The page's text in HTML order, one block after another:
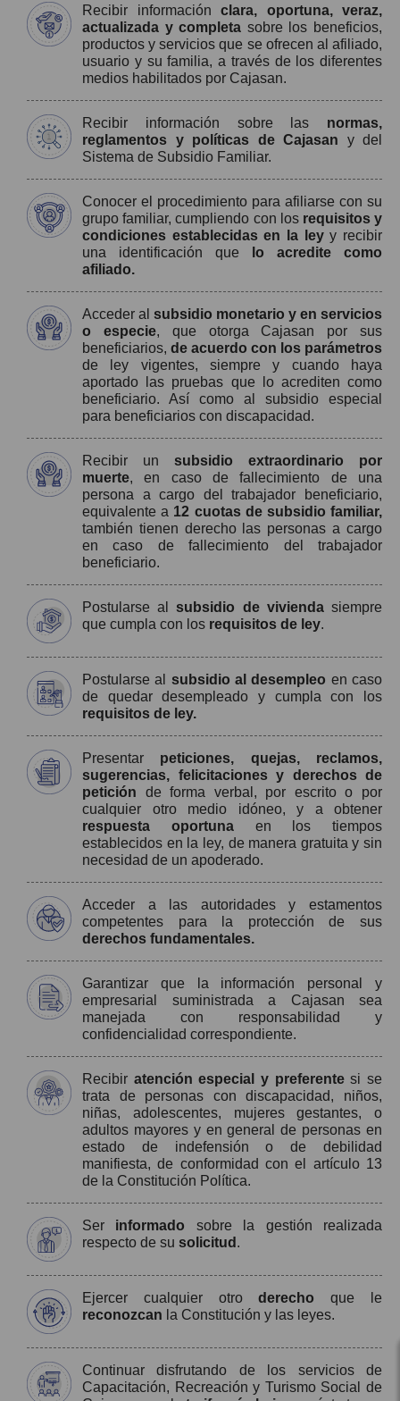
Recibir información clara, oportuna, veraz,
actualizada y completa sobre los beneficios,
productos y servicios que se ofrecen al afiliado,
usuario y su familia, a través de los diferentes
medios habilitados por Cajasan.
Recibir información sobre las normas,
reglamentos y políticas de Cajasan y del
Sistema de Subsidio Familiar.
Conocer el procedimiento para afiliarse con su
grupo familiar, cumpliendo con los requisitos y
condiciones establecidas en la leyy recibir
una identificación que
lo acredite como
afiliado.
Acceder al subsidio monetario y en servicios
o especie, que otorga Cajasan por sus
beneficiarios, de acuerdo con los parámetros
de ley vigentes, siempre y cuando haya
aportado las pruebas que lo acrediten como
beneficiario. Así como al subsidio especial
para beneficiarios con discapacidad.
Recibir un subsidio extraordinario por
muerte, en caso de fallecimiento de una
persona a cargo del trabajador beneficiario,
equivalente a 12 cuotas de subsidio familiar,
también tienen derecho las personas a cargo
en caso de fallecimiento del trabajador
beneficiario.
Postularse alsubsidio de viviendasiempre
que cumpla con los requisitos de ley.
Postularse al subsidio al desempleo en caso
de quedar desempleado y cumpla con los
requisitos de ley.
Presentar peticiones, quejas, reclamos,
sugerencias, felicitaciones y derechos de
petición de forma verbal, por escrito o por
cualquier otro medio idóneo, y a obtener
respuesta oportunaen los tiempos
establecidos en la ley, de manera gratuita y sin
necesidad de un apoderado.
Acceder a las autoridades y estamentos
competentes para la protección de sus
derechos fundamentales.
Garantizar que la información personal y
empresarial suministrada a Cajasan sea
manejada con responsabilidad y
confidencialidad correspondiente.
Recibir atención especial y preferentesi se
trata de personas con discapacidad, niños,
niñas, adolescentes, mujeres gestantes, o
adultos mayores y en general de personas en
estado de indefensión o de debilidad
manifiesta, de conformidad con el artículo 13
de la Constitución Política.
Ser informado sobre la gestión realizada
respecto de su solicitud .
Ejercer cualquier otroderecho que le
reconozcan la Constitución y las leyes.
Continuar disfrutando de los servicios de
Capacitación, Recreación y Turismo Social de